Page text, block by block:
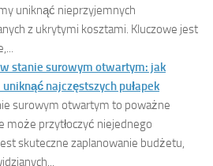
uniknąć nieprzyjemnych
z ukrytymi kosztami. Kluczowe jest
stanie surowym otwartym: jak
najczęstszych pułapek
surowym otwartym to poważne
może przytłoczyć niejednego
skuteczne zaplanowanie budżetu,